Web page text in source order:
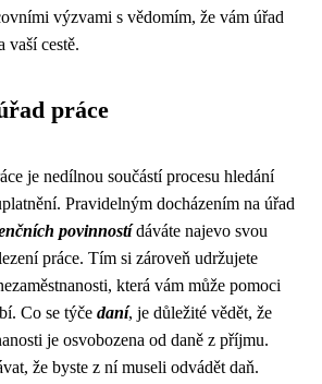
výzvami s vědomím, že vám úřad
vaší cestě.
práce
je nedílnou součástí procesu hledání
Pravidelným docházením na úřad
povinnostídáváte najevo svou
práce. Tím si zároveň udržujete
která vám může pomoci
Co se týče daní, je důležité vědět, že
je osvobozena od daně z příjmu.
že byste z ní museli odvádět daň.